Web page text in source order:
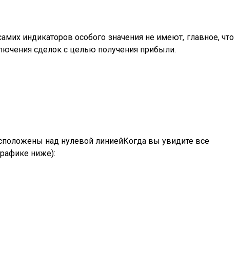
индикаторов особого значения не имеют, главное, что
сделок с целью получения прибыли.
над нулевой линиейКогда вы увидите все
ниже):